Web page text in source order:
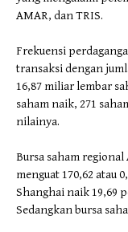
AMAR, dan TRIS.
Frekuensi
transaksi dengan
16,87 miliar lembar
saham naik, 271
nilainya.
Bursa saham
menguat 170,62 atau
Shanghai naik 19,69
Sedangkan bursa